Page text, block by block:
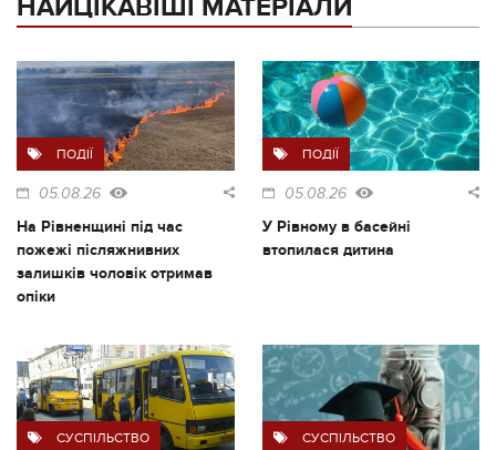
НАЙЦІКАВІШІ МАТЕРІАЛИ
ПОДІЇ
05.08.26
На Рівненщині під час
пожежі післяжнивних
залишків чоловік отримав
опіки
ПОДІЇ
05.08.26
У Рівному в басейні
втопилася дитина
СУСПІЛЬСТВО СУСПІЛЬСТВО